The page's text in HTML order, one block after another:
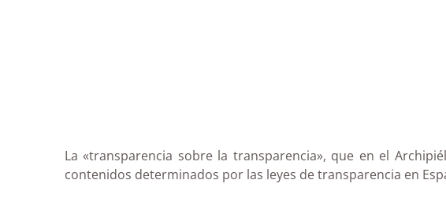
La «transparencia sobre la transparencia», que en el
contenidos determinados por las leyes de transparencia en